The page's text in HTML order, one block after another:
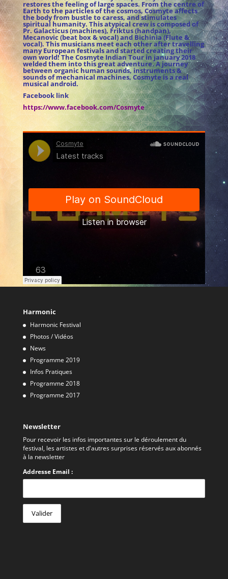
restores the feeling of large spaces. From the centre of
Earth to the particles of the cosmos, Cosmyte affects
the body from bustle to caress, and stimulates
spiritual humanity. This atypical crew is composed of
Pr. Galacticus (machines), Friktus (handpan),
Mecanovic (beat box & vocal) and Bichinia (Flute &
vocal). This musicians meet each other after travelling
many European festivals and started creating their
own world! The Cosmyte Indian Tour in january 2018
welded them into this great adventure. A journey
between organic human sounds, instruments &
sounds of mechanical machines, Cosmyte is a real
musical android.
Facebook link
https://www.facebook.com/Cosmyte
Harmonic
Harmonic Festival
Photos / Vidéos
News
Programme 2019
Infos Pratiques
Programme 2018
Programme 2017
Newsletter
Pour recevoir les infos importantes sur le déroulement du
festival, les artistes et d'autres surprises réservés aux abonnés
à la newsletter
Addresse Email :